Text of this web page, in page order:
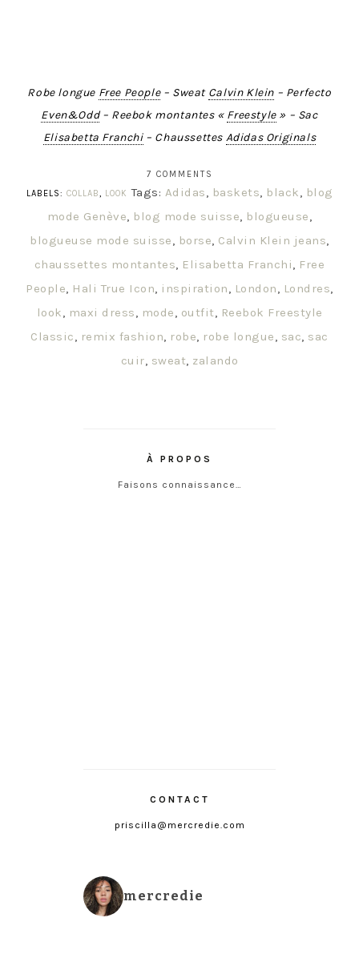
Robe longue Free People– Sweat Calvin Klein– Perfecto
Even&Odd– Reebok montantes « Freestyle» – Sac
Elisabetta Franchi– Chaussettes Adidas Originals
7 COMMENTS
LABELS: COLLAB, LOOK Tags: Adidas, baskets, black, blog
mode Genève, blog mode suisse, blogueuse,
blogueuse mode suisse, borse, Calvin Klein jeans,
chaussettes montantes, Elisabetta Franchi, Free
People, Hali True Icon, inspiration, London, Londres,
look, maxi dress, mode, outfit, Reebok Freestyle
Classic, remix fashion, robe, robe longue, sac, sac
cuir, sweat, zalando
À PROPOS
Faisons connaissance…
CONTACT
priscilla@mercredie.com
mercredie